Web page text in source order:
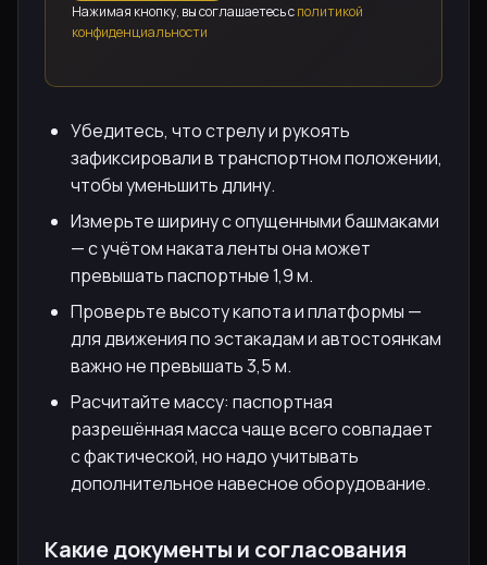
Нажимая кнопку, вы соглашаетесь сполитикой
конфиденциальности
Убедитесь, что стрелу и рукоять
зафиксировали в транспортном положении,
чтобы уменьшить длину.
Измерьте ширину с опущенными башмаками
— с учётом наката ленты она может
превышать паспортные 1,9 м.
Проверьте высоту капота и платформы —
для движения по эстакадам и автостоянкам
важно не превышать 3,5 м.
Расчитайте массу: паспортная
разрешённая масса чаще всего совпадает
с фактической, но надо учитывать
дополнительное навесное оборудование.
Какие документы и согласования